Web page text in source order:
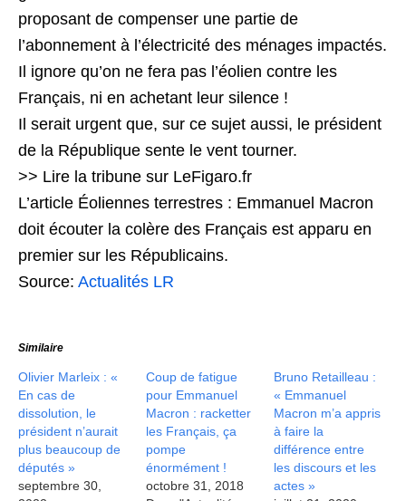
proposant de compenser une partie de
l’abonnement à l’électricité des ménages impactés.
Il ignore qu’on ne fera pas l’éolien contre les
Français, ni en achetant leur silence !
Il serait urgent que, sur ce sujet aussi, le président
de la République sente le vent tourner.
>> Lire la tribune sur LeFigaro.fr
L’article Éoliennes terrestres : Emmanuel Macron
doit écouter la colère des Français est apparu en
premier sur les Républicains.
Source: Actualités LR
Similaire
Olivier Marleix : «
En cas de
dissolution, le
président n’aurait
plus beaucoup de
députés »
septembre 30,
Coup de fatigue
pour Emmanuel
Macron : racketter
les Français, ça
pompe
énormément !
octobre 31, 2018
Bruno Retailleau :
« Emmanuel
Macron m’a appris
à faire la
différence entre
les discours et les
actes »